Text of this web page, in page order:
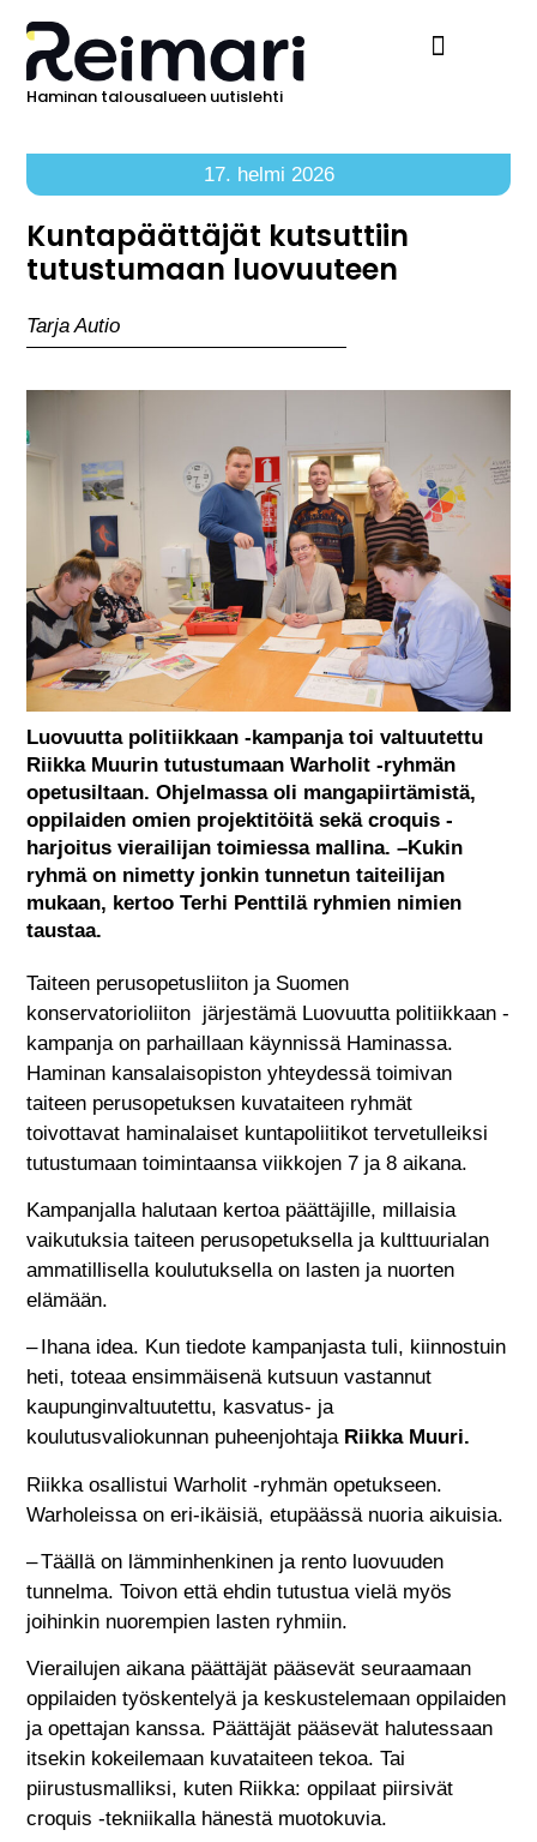
Haminan talousalueen uutislehti
17. helmi 2026
Kuntapäättäjät kutsuttiin
tutustumaan luovuuteen
Tarja Autio
Luovuutta politiikkaan -kampanja toi valtuutettu
Riikka Muurin tutustumaan Warholit -ryhmän
opetusiltaan. Ohjelmassa oli mangapiirtämistä,
oppilaiden omien projektitöitä sekä croquis -
harjoitus vierailijan toimiessa mallina. –Kukin
ryhmä on nimetty jonkin tunnetun taiteilijan
mukaan, kertoo Terhi Penttilä ryhmien nimien
taustaa.
Taiteen perusopetusliiton ja Suomen
konservatorioliiton järjestämä Luovuutta politiikkaan -
kampanja on parhaillaan käynnissä Haminassa.
Haminan kansalaisopiston yhteydessä toimivan
taiteen perusopetuksen kuvataiteen ryhmät
toivottavat haminalaiset kuntapoliitikot tervetulleiksi
tutustumaan toimintaansa viikkojen 7 ja 8 aikana.
Kampanjalla halutaan kertoa päättäjille, millaisia
vaikutuksia taiteen perusopetuksella ja kulttuurialan
ammatillisella koulutuksella on lasten ja nuorten
elämään.
– Ihana idea. Kun tiedote kampanjasta tuli, kiinnostuin
heti, toteaa ensimmäisenä kutsuun vastannut
kaupunginvaltuutettu, kasvatus- ja
koulutusvaliokunnan puheenjohtaja Riikka Muuri.
Riikka osallistui Warholit -ryhmän opetukseen.
Warholeissa on eri-ikäisiä, etupäässä nuoria aikuisia.
– Täällä on lämminhenkinen ja rento luovuuden
tunnelma. Toivon että ehdin tutustua vielä myös
joihinkin nuorempien lasten ryhmiin.
Vierailujen aikana päättäjät pääsevät seuraamaan
oppilaiden työskentelyä ja keskustelemaan oppilaiden
ja opettajan kanssa. Päättäjät pääsevät halutessaan
itsekin kokeilemaan kuvataiteen tekoa. Tai
piirustusmalliksi, kuten Riikka: oppilaat piirsivät
croquis -tekniikalla hänestä muotokuvia.